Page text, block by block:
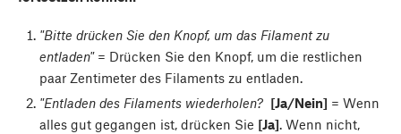
"Bitte drücken Sie den Knopf, um das Filament zu
entladen"= Drücken Sie den Knopf, um die restlichen
paar Zentimeter des Filaments zu entladen.
"Entladen des Filaments wiederholen? [Ja/Nein] = Wenn
alles gut gegangen ist, drücken Sie [Ja]. Wenn nicht,